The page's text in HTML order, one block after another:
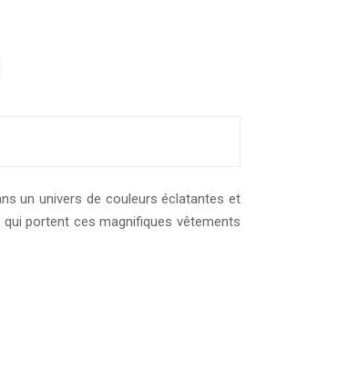
un univers de couleurs éclatantes et
portent ces magnifiques vêtements